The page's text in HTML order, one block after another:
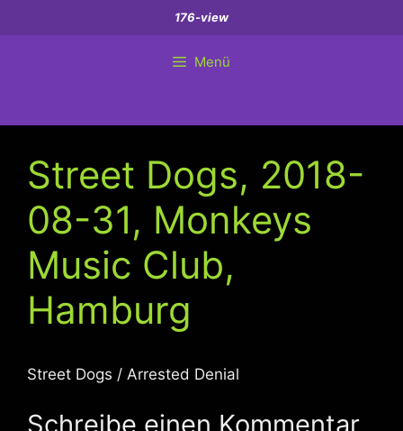
Inhalt
176-view
Menü
Street Dogs, 2018-
08-31, Monkeys
Music Club,
Hamburg
Street Dogs / Arrested Denial
Schreibe einen Kommentar